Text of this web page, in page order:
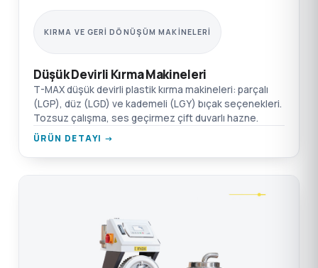
KIRMA VE GERI DÖNÜŞÜM MAKINELERI
Düşük Devirli Kırma Makineleri
T-MAX düşük devirli plastik kırma makineleri: parçalı
(LGP), düz (LGD) ve kademeli (LGY) bıçak seçenekleri.
Tozsuz çalışma, ses geçirmez çift duvarlı hazne.
ÜRÜN DETAYI →